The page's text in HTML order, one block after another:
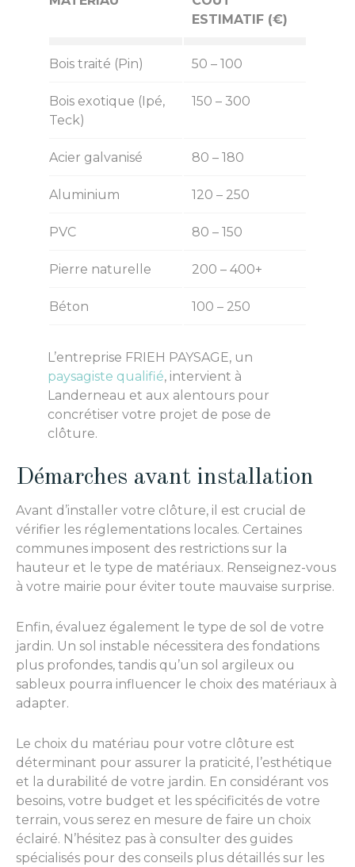
ESTIMATIF (€)
Bois traité (Pin) 50 – 100
Bois exotique (Ipé,
Teck)
150 – 300
Acier galvanisé 80 – 180
Aluminium 120 – 250
PVC 80 – 150
Pierre naturelle 200 – 400+
Béton 100 – 250
L’entreprise FRIEH PAYSAGE, un
paysagiste qualifié, intervient à
Landerneau et aux alentours pour
concrétiser votre projet de pose de
clôture.
Démarches avant installation
Avant d’installer votre clôture, il est crucial de
vérifier les réglementations locales. Certaines
communes imposent des restrictions sur la
hauteur et le type de matériaux. Renseignez-vous
à votre mairie pour éviter toute mauvaise surprise.
Enfin, évaluez également le type de sol de votre
jardin. Un sol instable nécessitera des fondations
plus profondes, tandis qu’un sol argileux ou
sableux pourra influencer le choix des matériaux à
adapter.
Le choix du matériau pour votre clôture est
déterminant pour assurer la praticité, l’esthétique
et la durabilité de votre jardin. En considérant vos
besoins, votre budget et les spécificités de votre
terrain, vous serez en mesure de faire un choix
éclairé. N’hésitez pas à consulter des guides
spécialisés pour des conseils plus détaillés sur les